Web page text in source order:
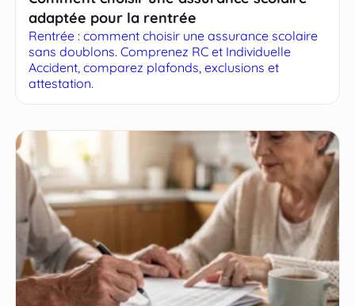
adaptée pour la rentrée
Rentrée : comment choisir une assurance scolaire
sans doublons. Comprenez RC et Individuelle
Accident, comparez plafonds, exclusions et
attestation.